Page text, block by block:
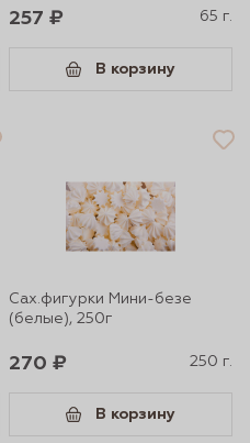
257 ₽ 65 г.
В корзину
Сах.фигурки Мини-безе
(белые), 250г
270 ₽ 250 г.
В корзину